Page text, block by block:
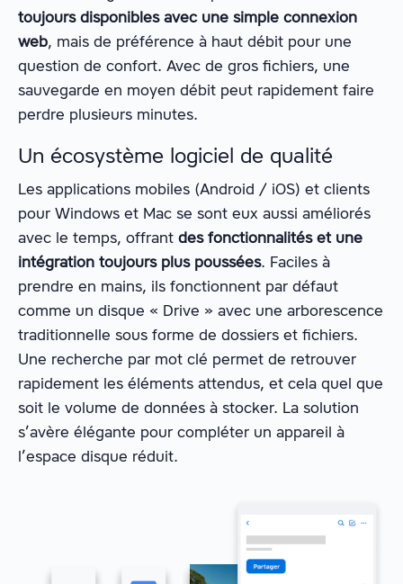
toujours disponibles avec une simple connexion
web, mais de préférence à haut débit pour une
question de confort. Avec de gros fichiers, une
sauvegarde en moyen débit peut rapidement faire
perdre plusieurs minutes.
Un écosystème logiciel de qualité
Les applications mobiles (Android / iOS) et clients
pour Windows et Mac se sont eux aussi améliorés
avec le temps, offrant des fonctionnalités et une
intégration toujours plus poussées. Faciles à
prendre en mains, ils fonctionnent par défaut
comme un disque « Drive » avec une arborescence
traditionnelle sous forme de dossiers et fichiers.
Une recherche par mot clé permet de retrouver
rapidement les éléments attendus, et cela quel que
soit le volume de données à stocker. La solution
s’avère élégante pour compléter un appareil à
l’espace disque réduit.